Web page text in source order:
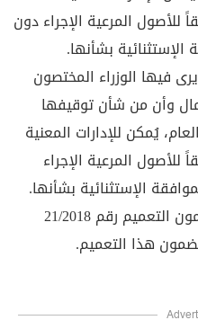
للأصول المرعية الإجراء دون
بشأنها.
فيها الوزراء المختصون
وأن من شأن توقيفها
يُمكن للإدارات المعنية
للأصول المرعية الإجراء
الإستثنائية بشأنها.
على أن يبقى العمل سارياً بمضمون التعميم رقم 21/2018